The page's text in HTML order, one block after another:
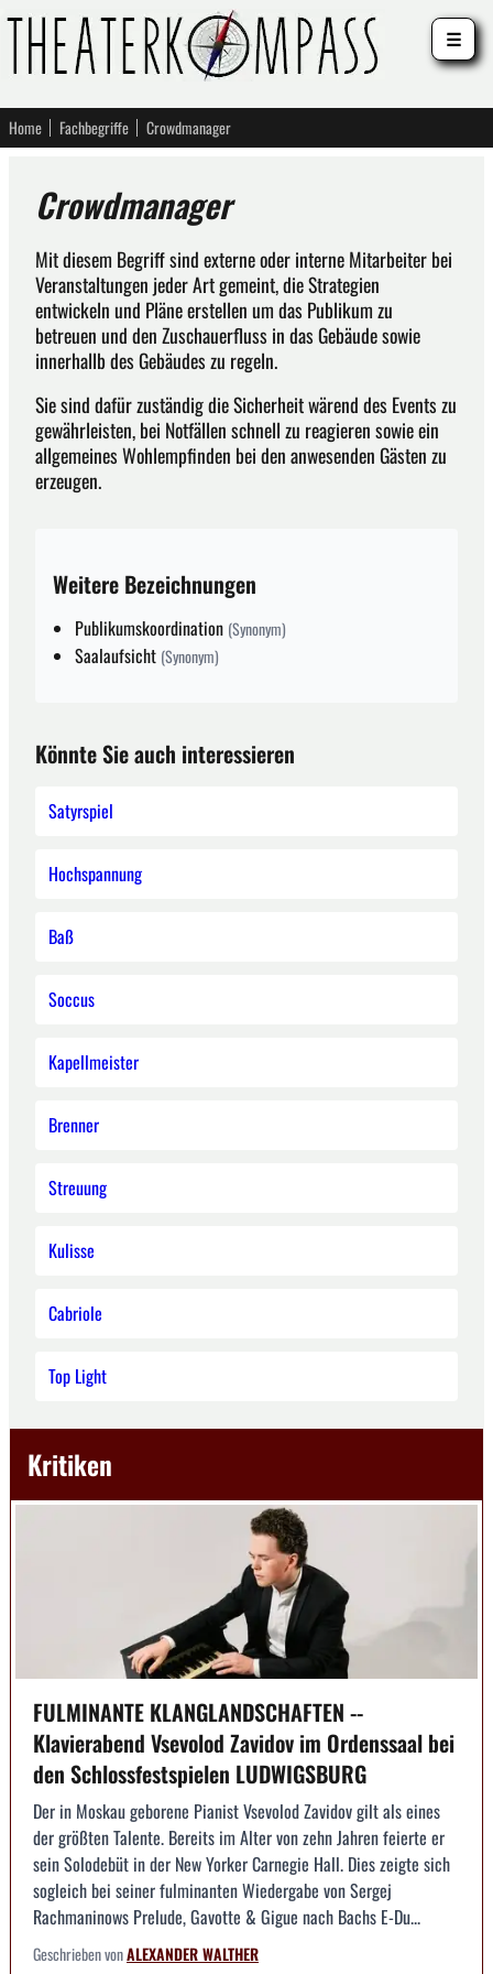
Home Fachbegriffe Crowdmanager
Crowdmanager
Mit diesem Begriff sind externe oder interne Mitarbeiter bei
Veranstaltungen jeder Art gemeint, die Strategien
entwickeln und Pläne erstellen um das Publikum zu
betreuen und den Zuschauerfluss in das Gebäude sowie
innerhallb des Gebäudes zu regeln.
Sie sind dafür zuständig die Sicherheit wärend des Events zu
gewährleisten, bei Notfällen schnell zu reagieren sowie ein
allgemeines Wohlempfinden bei den anwesenden Gästen zu
erzeugen.
Weitere Bezeichnungen
Publikumskoordination (Synonym)
Saalaufsicht (Synonym)
Könnte Sie auch interessieren
Satyrspiel
Hochspannung
Baß
Soccus
Kapellmeister
Brenner
Streuung
Kulisse
Cabriole
Top Light
Kritiken
FULMINANTE KLANGLANDSCHAFTEN --
Klavierabend Vsevolod Zavidov im Ordenssaal bei
den Schlossfestspielen LUDWIGSBURG
Der in Moskau geborene Pianist Vsevolod Zavidov gilt als eines
der größten Talente. Bereits im Alter von zehn Jahren feierte er
sein Solodebüt in der New Yorker Carnegie Hall. Dies zeigte sich
sogleich bei seiner fulminanten Wiedergabe von Sergej
Rachmaninows Prelude, Gavotte & Gigue nach Bachs E-Du...
Geschrieben vonALEXANDER WALTHER
☰